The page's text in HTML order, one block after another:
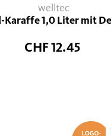
welltec
Karaffe 1,0 Liter mit
CHF 12.45